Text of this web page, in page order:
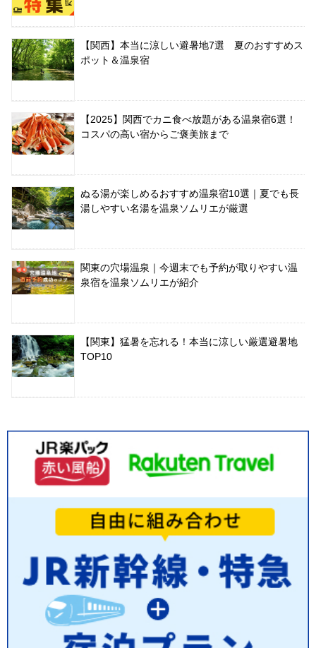
【関西】本当に涼しい避暑地7選 夏のおすすめス
ポット＆温泉宿
【2025】関西でカニ食べ放題がある温泉宿6選！
コスパの高い宿からご褒美旅まで
ぬる湯が楽しめるおすすめ温泉宿10選｜夏でも長
湯しやすい名湯を温泉ソムリエが厳選
関東の穴場温泉｜今週末でも予約が取りやすい温
泉宿を温泉ソムリエが紹介
【関東】猛暑を忘れる！本当に涼しい厳選避暑地
TOP10